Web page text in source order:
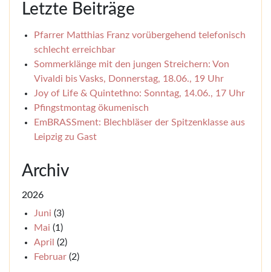
Letzte Beiträge
Pfarrer Matthias Franz vorübergehend telefonisch
schlecht erreichbar
Sommerklänge mit den jungen Streichern: Von
Vivaldi bis Vasks, Donnerstag, 18.06., 19 Uhr
Joy of Life & Quintethno: Sonntag, 14.06., 17 Uhr
Pfingstmontag ökumenisch
EmBRASSment: Blechbläser der Spitzenklasse aus
Leipzig zu Gast
Archiv
2026
Juni (3)
Mai (1)
April (2)
Februar (2)